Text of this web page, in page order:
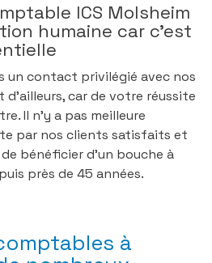
ICS Molsheim
humaine car c’est
un contact privilégié avec nos
car de votre réussite
Il n’y a pas meilleure
par nos clients satisfaits et
bénéficier d’un bouche à
près de 45 années.
à